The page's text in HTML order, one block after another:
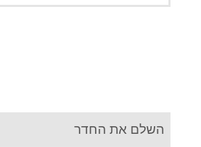
השלם את החדר